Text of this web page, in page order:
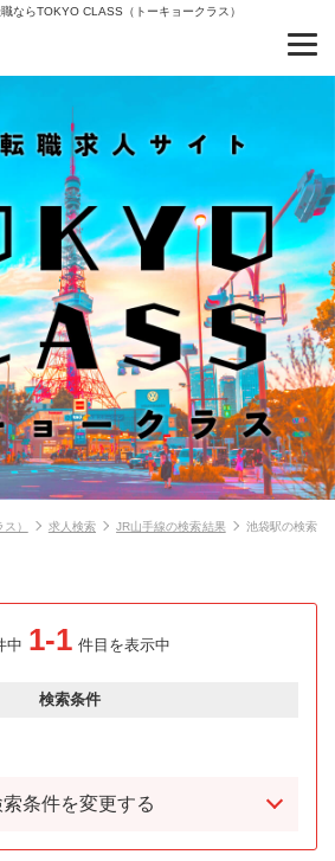
ならTOKYO CLASS（トーキョークラス）
） 求人検索 JR山手線の検索結果
池袋駅の検索
中 1-1 件目を表示中
検索条件
条件を変更する